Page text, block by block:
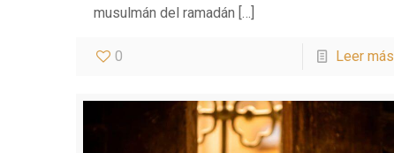
musulmán del ramadán […]
0 Leer más